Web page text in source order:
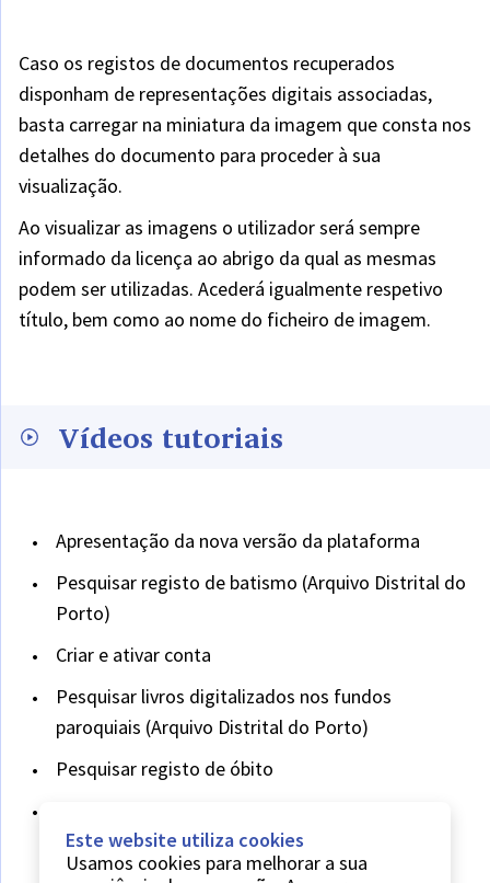
Caso os registos de documentos recuperados
disponham de representações digitais associadas,
basta carregar na miniatura da imagem que consta nos
detalhes do documento para proceder à sua
visualização.
Ao visualizar as imagens o utilizador será sempre
informado da licença ao abrigo da qual as mesmas
podem ser utilizadas. Acederá igualmente respetivo
título, bem como ao nome do ficheiro de imagem.
Vídeos tutoriais
Apresentação da nova versão da plataforma
Pesquisar registo de batismo (Arquivo Distrital do
Porto)
Criar e ativar conta
Pesquisar livros digitalizados nos fundos
paroquiais (Arquivo Distrital do Porto)
Pesquisar registo de óbito
Santo Ofício)
Este website utiliza cookies
Usamos cookies para melhorar a sua